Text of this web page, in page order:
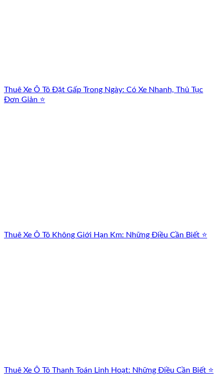
Thuê Xe Ô Tô Đặt Gấp Trong Ngày: Có Xe Nhanh, Thủ Tục
Đơn Giản ⭐
Thuê Xe Ô Tô Không Giới Hạn Km: Những Điều Cần Biết ⭐
Thuê Xe Ô Tô Thanh Toán Linh Hoạt: Những Điều Cần Biết ⭐